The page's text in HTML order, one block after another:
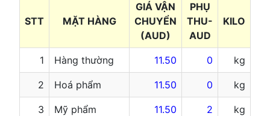
STT MẶT HÀNG
GIÁ VẬN
CHUYỂN
(AUD)
PHỤ
THU-
AUD
KILO
1 Hàng thường 11.50 0 kg
2 Hoá phẩm 11.50 0 kg
3 Mỹ phẩm 11.50 2 kg